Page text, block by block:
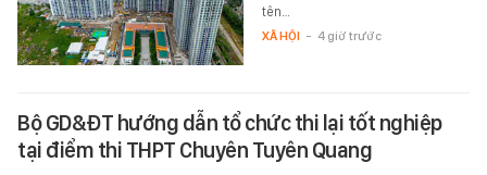
tên…
XÃ HỘI - 4 giờ trước
Bộ GD&ĐT hướng dẫn tổ chức thi lại tốt nghiệp
tại điểm thi THPT Chuyên Tuyên Quang